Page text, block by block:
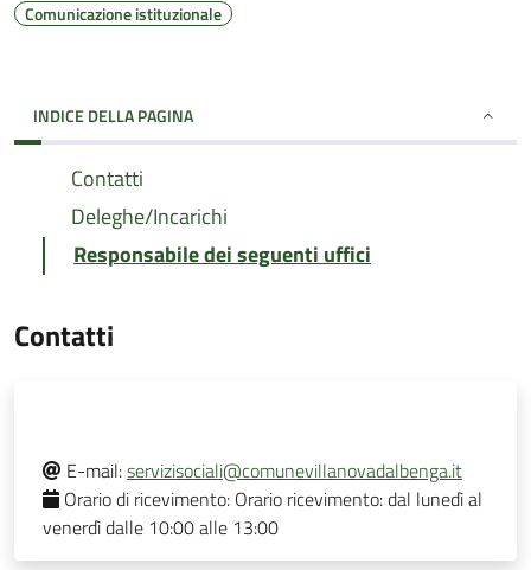
Comunicazione istituzionale
INDICE DELLA PAGINA
Contatti
Deleghe/Incarichi
Responsabile dei seguenti uffici
Contatti
E-mail:servizisociali@comunevillanovadalbenga.it
Orario di ricevimento: Orario ricevimento: dal lunedì al
venerdì dalle 10:00 alle 13:00